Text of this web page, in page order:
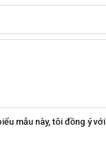
mẫu này, tôi đồng ý với